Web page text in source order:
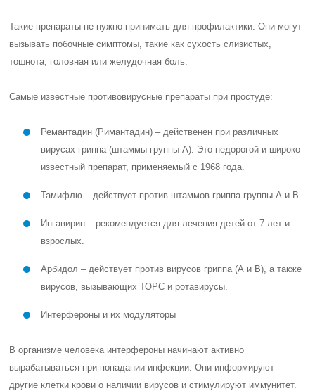
Такие препараты не нужно принимать для профилактики. Они могут
вызывать побочные симптомы, такие как сухость слизистых,
тошнота, головная или желудочная боль.
Самые известные противовирусные препараты при простуде:
Ремантадин (Римантадин) – действенен при различных
вирусах гриппа (штаммы группы А). Это недорогой и широко
известный препарат, применяемый с 1968 года.
Тамифлю – действует против штаммов гриппа группы А и В.
Ингавирин – рекомендуется для лечения детей от 7 лет и
взрослых.
Арбидол – действует против вирусов гриппа (А и В), а также
вирусов, вызывающих ТОРС и ротавирусы.
Интерфероны и их модуляторы
В организме человека интерфероны начинают активно
вырабатываться при попадании инфекции. Они информируют
другие клетки крови о наличии вирусов и стимулируют иммунитет.